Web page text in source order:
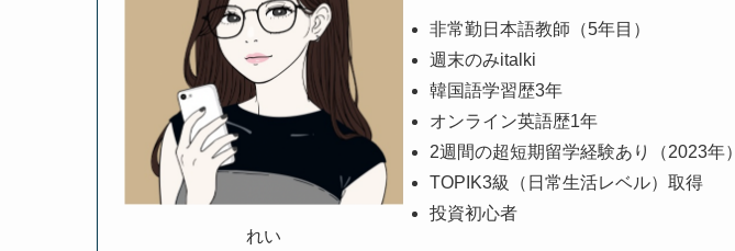
れい
非常勤日本語教師（5年目）
週末のみitalki
韓国語学習歴3年
オンライン英語歴1年
2週間の超短期留学経験あり（2023年）
TOPIK3級（日常生活レベル）取得
投資初心者